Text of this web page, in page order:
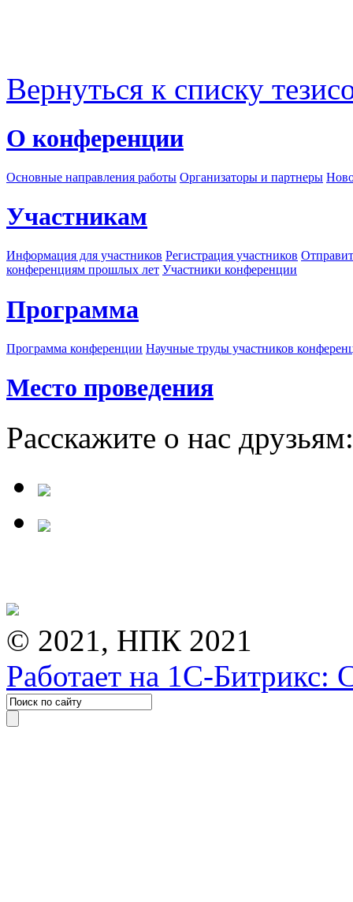
Вернуться к списку
О конференции
Основные направления работы Организаторы и партнеры
Участникам
Информация для участников Регистрация участников
конференциям прошлых лет Участники конференции
Программа
Программа конференции Научные труды участников
Место проведения
Расскажите о нас друзьям:
© 2021, НПК 2021
Работает на 1С-Битрикс: